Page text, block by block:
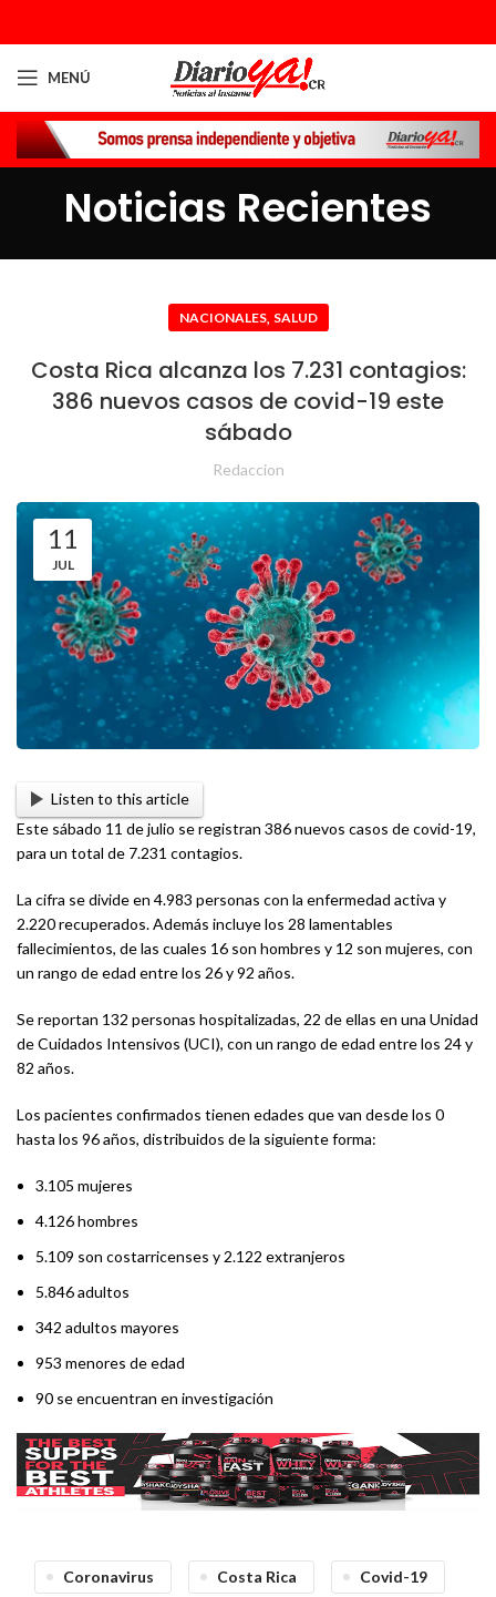
MENÚ
Noticias Recientes
NACIONALES, SALUD
Costa Rica alcanza los 7.231 contagios:
386 nuevos casos de covid-19 este
sábado
Redaccion
11
JUL
Listen to this article
Este sábado 11 de julio se registran 386 nuevos casos de covid-19,
para un total de 7.231 contagios.
La cifra se divide en 4.983 personas con la enfermedad activa y
2.220 recuperados. Además incluye los 28 lamentables
fallecimientos, de las cuales 16 son hombres y 12 son mujeres, con
un rango de edad entre los 26 y 92 años.
Se reportan 132 personas hospitalizadas, 22 de ellas en una Unidad
de Cuidados Intensivos (UCI), con un rango de edad entre los 24 y
82 años.
Los pacientes confirmados tienen edades que van desde los 0
hasta los 96 años, distribuidos de la siguiente forma:
3.105 mujeres
4.126 hombres
5.109 son costarricenses y 2.122 extranjeros
5.846 adultos
342 adultos mayores
953 menores de edad
90 se encuentran en investigación
Coronavirus Costa Rica Covid-19